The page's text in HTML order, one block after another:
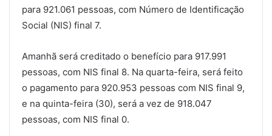
para 921.061 pessoas, com Número de Identificação
Social (NIS) final 7.
Amanhã será creditado o benefício para 917.991
pessoas, com NIS final 8. Na quarta-feira, será feito
o pagamento para 920.953 pessoas com NIS final 9,
e na quinta-feira (30), será a vez de 918.047
pessoas, com NIS final 0.